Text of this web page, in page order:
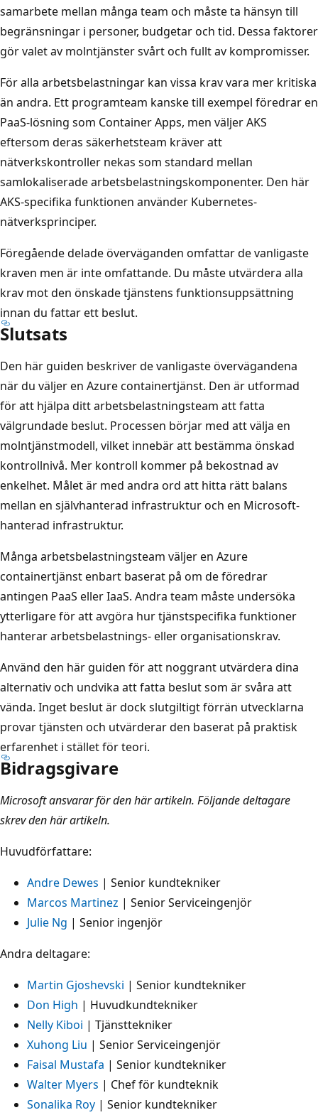
samarbete mellan många team och måste ta hänsyn till
begränsningar i personer, budgetar och tid. Dessa faktorer
gör valet av molntjänster svårt och fullt av kompromisser.
För alla arbetsbelastningar kan vissa krav vara mer kritiska
än andra. Ett programteam kanske till exempel föredrar en
PaaS-lösning som Container Apps, men väljer AKS
eftersom deras säkerhetsteam kräver att
nätverkskontroller nekas som standard mellan
samlokaliserade arbetsbelastningskomponenter. Den här
AKS-specifika funktionen använder Kubernetes-
nätverksprinciper.
Föregående delade överväganden omfattar de vanligaste
kraven men är inte omfattande. Du måste utvärdera alla
krav mot den önskade tjänstens funktionsuppsättning
innan du fattar ett beslut.
Slutsats
Den här guiden beskriver de vanligaste övervägandena
när du väljer en Azure containertjänst. Den är utformad
för att hjälpa ditt arbetsbelastningsteam att fatta
välgrundade beslut. Processen börjar med att välja en
molntjänstmodell, vilket innebär att bestämma önskad
kontrollnivå. Mer kontroll kommer på bekostnad av
enkelhet. Målet är med andra ord att hitta rätt balans
mellan en självhanterad infrastruktur och en Microsoft-
hanterad infrastruktur.
Många arbetsbelastningsteam väljer en Azure
containertjänst enbart baserat på om de föredrar
antingen PaaS eller IaaS. Andra team måste undersöka
ytterligare för att avgöra hur tjänstspecifika funktioner
hanterar arbetsbelastnings- eller organisationskrav.
Använd den här guiden för att noggrant utvärdera dina
alternativ och undvika att fatta beslut som är svåra att
vända. Inget beslut är dock slutgiltigt förrän utvecklarna
provar tjänsten och utvärderar den baserat på praktisk
erfarenhet i stället för teori.
Bidragsgivare
Microsoft ansvarar för den här artikeln. Följande deltagare
skrev den här artikeln.
Huvudförfattare:
Andre Dewes | Senior kundtekniker
Marcos Martinez | Senior Serviceingenjör
Julie Ng | Senior ingenjör
Andra deltagare:
Martin Gjoshevski | Senior kundtekniker
Don High | Huvudkundtekniker
Nelly Kiboi | Tjänsttekniker
Xuhong Liu | Senior Serviceingenjör
Faisal Mustafa | Senior kundtekniker
Walter Myers | Chef för kundteknik
Sonalika Roy | Senior kundtekniker